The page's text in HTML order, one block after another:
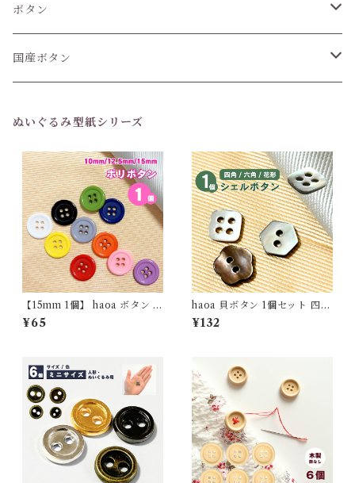
紐
ボタン
6個セット
国産ボタン
1個(バラ売り)
ぬいぐるみ型紙シリーズ
【15mm 1個】 haoa ボタン 4
つ穴ボタン 樹脂 シャツ 子供
艶ありシンプル 洋裁 洋服 手芸
¥65
haoa 貝ボタン 1個セット 四角
形 六角形 花型 シャツ ワンピ
ース ブラウス 洋裁 洋服 手芸
¥132